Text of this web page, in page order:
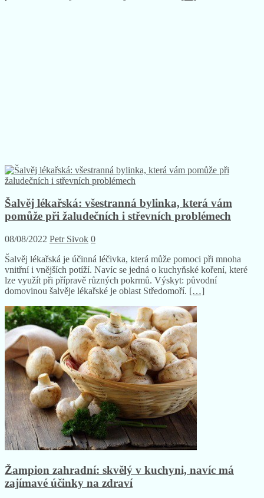
Šalvěj lékařská: všestranná bylinka, která vám
pomůže při žaludečních i střevních problémech
08/08/2022 Petr Sivok 0
Šalvěj lékařská je účinná léčivka, která může pomoci při mnoha
vnitřní i vnějších potíží. Navíc se jedná o kuchyňské koření, které
lze využít při přípravě různých pokrmů. Výskyt: původní
domovinou šalvěje lékařské je oblast Středomoří. […]
Žampion zahradní: skvělý v kuchyni, navíc má
zajímavé účinky na zdraví